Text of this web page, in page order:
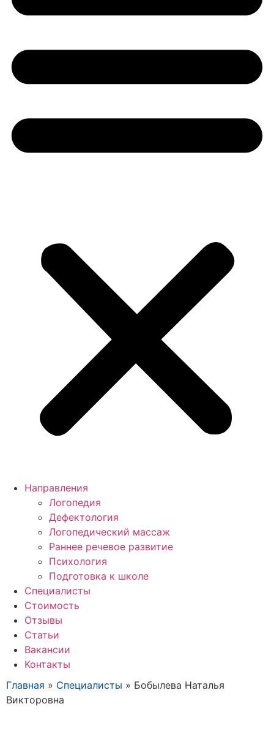
Направления
Логопедия
Дефектология
Логопедический массаж
Раннее речевое развитие
Психология
Подготовка к школе
Специалисты
Стоимость
Отзывы
Статьи
Вакансии
Контакты
Главная » Специалисты » Бобылева Наталья
Викторовна